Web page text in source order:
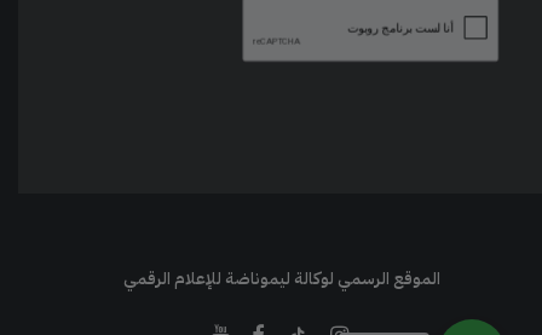
الموقع الرسمي لوكالة ليموناضة للإعلام الرقمي